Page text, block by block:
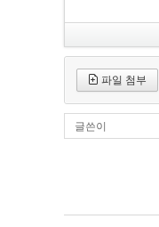
파일 첨부
글쓴이